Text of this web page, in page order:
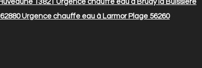
13821 Urgence chauffe eau à Bruay la Buissière
Urgence chauffe eau à Larmor Plage 56260